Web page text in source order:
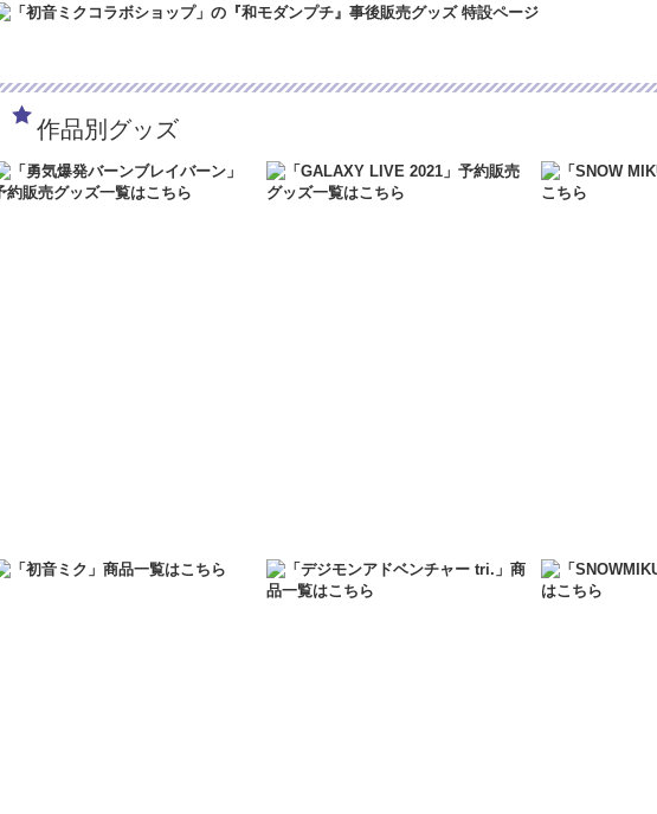
2023.4.16 【GW休業のお知らせ】誠に勝手ながら、キャラメガECサイトは2024年4月27日（土
間、GW休業となります。期間中に頂きましたご注文・お問い合わせにつきましては5/8（月）
2023.2.6
2022.1.19メンテナンスに伴いまして、2022年1月26日（水）AM6:00～AM7:00の間、一時的に
2022.1.7システムメンテナンスに伴いまして、2022年1月19日（水）AM6:00～AM7:30の間、
アクセスできない状態となります。ご迷惑をおかけいたしますが、ご了承のほど何卒よろしく
2021.7.7東京オリンピックに伴うお届け遅延の可能性について
正午をもちまして、送料無料キャンペーンを終了いたしました。
作品別グッズ